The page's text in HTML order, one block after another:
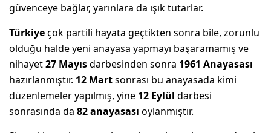
güvenceye bağlar, yarınlara da ışık tutarlar.
Türkiyeçok partili hayata geçtikten sonra bile, zorunlu
olduğu halde yeni anayasa yapmayı başaramamış ve
nihayet27 Mayısdarbesinden sonra 1961 Anayasası
hazırlanmıştır. 12 Martsonrası bu anayasada kimi
düzenlemeler yapılmış, yine 12 Eylül darbesi
sonrasında da 82anayasası oylanmıştır.